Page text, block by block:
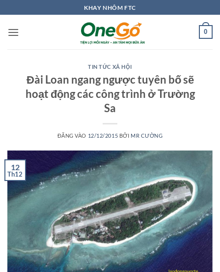
qua
nội
KHAY NHÔM FTC
0
TIN TỨC XÃ HỘI
Đài Loan ngang ngược tuyên bố sẽ
hoạt động các công trình ở Trường
Sa
ĐĂNG VÀO 12/12/2015 BỞI MR CƯỜNG
12
Th12